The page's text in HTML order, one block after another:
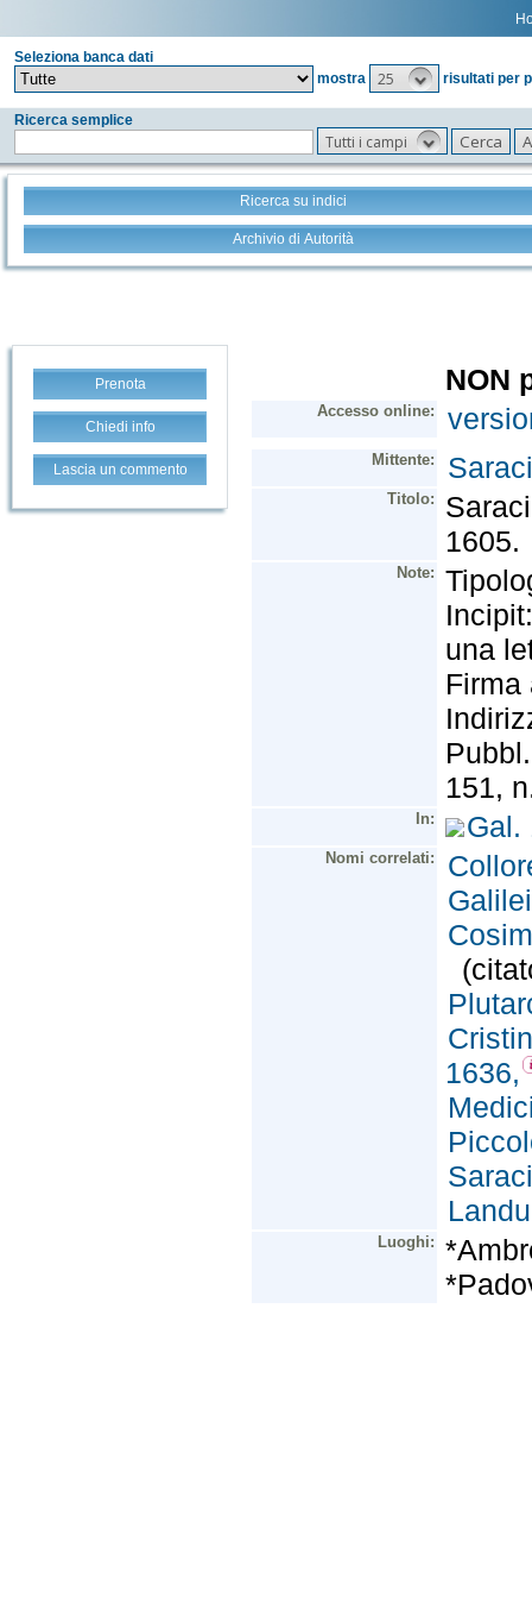
Seleziona banca dati
mostra
25 risultati per
Ricerca semplice
Tutti i campi
Ricerca su indici
Archivio di Autorità
Prenota
Chiedi info
Lascia un commento